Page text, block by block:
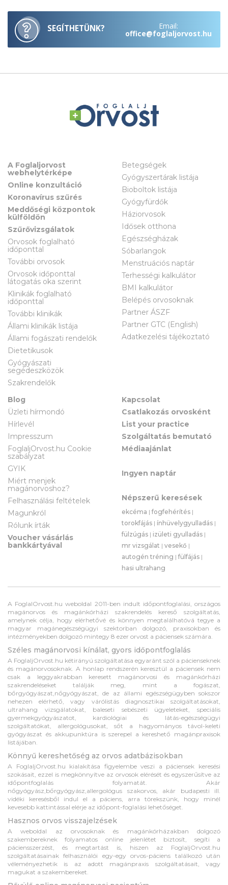
SEGÍTHETÜNK? Email:
office@foglaljorvost.hu
A Foglaljorvost
webhelytérképe
Online konzultáció
Koronavírus szűrés
Meddőségi központok
külföldön
Szűrővizsgálatok
Orvosok foglalható
időponttal
További orvosok
Orvosok időponttal
látogatás oka szerint
Klinikák foglalható
időponttal
További klinikák
Állami klinikák listája
Állami fogászati rendelők
Dietetikusok
Gyógyászati
segédeszközök
Szakrendelők
Betegségek
Gyógyszertárak listája
Bioboltok listája
Gyógyfürdők
Háziorvosok
Idősek otthona
Egészségházak
Sóbarlangok
Menstruációs naptár
Terhességi kalkulátor
BMI kalkulátor
Belépés orvosoknak
Partner ÁSZF
Partner GTC (English)
Adatkezelési tájékoztató
Blog
Üzleti hírmondó
Hírlevél
Impresszum
FoglaljOrvost.hu Cookie
szabályzat
GYIK
Miért menjek
magánorvoshoz?
Felhasználási feltételek
Magunkról
Rólunk írták
Voucher vásárlás
bankkártyával
Kapcsolat
Csatlakozás orvosként
List your practice
Szolgáltatás bemutató
Médiaajánlat
Ingyen naptár
Népszerű keresések
ekcéma |fogfehérítés |
torokfájás | ínhüvelygyulladás |
fülzúgás | izületi gyulladás |
mr vizsgálat | vesekő |
autogén tréning |fülfájás |
hasi ultrahang
A FoglalOrvost.hu weboldal 2011-ben indult időpontfoglalási, országos
magánorvos és magánkórházi szakrendelés kereső szolgáltatás,
amelynek célja, hogy elérhetővé és könnyen megtalálhatóvá tegye a
magyar magánegészségügyi szektorban dolgozó, praxisokban és
intézményekben dolgozó mintegy 8 ezer orvost a páciensek számára.
Széles magánorvosi kínálat, gyors időpontfoglalás
A FoglaljOrvost.hu kétirányú szolgáltatása egyaránt szól a pácienseknek
és magánorvosoknak. A honlap rendszerén keresztül a páciensek nem
csak a leggyakrabban keresett magánorvosi és magánkórházi
szakrendeléseket találják meg, mint a fogászat,
bőrgyógyászat,nőgyógyászat, de az állami egészségügyben sokszor
nehezen elérhető, vagy várólistás diagnosztikai szolgáltatásokat,
ultrahang vizsgálatokat, baleseti sebészeti ügyeleteket, speciális
gyermekgyógyászatot, kardiológiai és látás-egészségügyi
szolgáltatókat, allergológusokat, sőt a hagyományos távol-keleti
gyógyászat és akkupunktúra is szerepel a kereshető magánpraxisok
listájában.
Könnyű kereshetőség az orvos adatbázisokban
A FoglaljOrvost.hu kialakítása figyelembe veszi a páciensek keresési
szokásait, ezzel is megkönnyítve az orvosok elérését és egyszerűsítve az
időpontfoglalás folyamatát. Akár
nőgyógyász,bőrgyógyász,allergológus szakorvos, akár budapesti ill.
vidéki keresésből indul el a páciens, arra törekszünk, hogy minél
kevesebb kattintással elérje az időpont-foglalási lehetőséget.
Hasznos orvos visszajelzések
A weboldal az orvosoknak és magánkórházakban dolgozó
szakembereknek folyamatos online jelenlétet biztosít, segíti a
páciensszerzést, és megtartást is, hiszen az FoglaljOrvost.hu
szolgáltatásainak felhasználói egy-egy orvos-páciens találkozó után
véleményezhetik is az adott magánpraxis szolgáltatásait, vagy
magukat a szakembereket.